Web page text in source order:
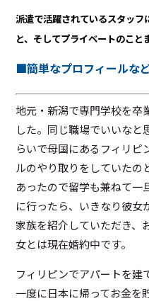
派遣で活躍されているスタッフ
と、そしてプライベートのこと
■簡単なプロフィールな
地元・新潟で専門学校を卒
した。同じ職場でいいなと
らいで母国にあるフィリピ
ルのやり取りをしていたの
あったので留学も兼ねて一
に行ったら、いきなり彼女
家族を紹介していただき、
女とは現在婚約中です。
フィリピンでアパートを建
一度に日本に帰ってお金を